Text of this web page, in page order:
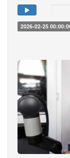
2026-02-25